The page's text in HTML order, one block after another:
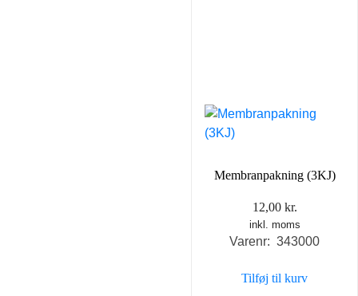
Membranpakning (3KJ)
12,00 kr.
inkl. moms
Varenr: 343000
Tilføj til kurv